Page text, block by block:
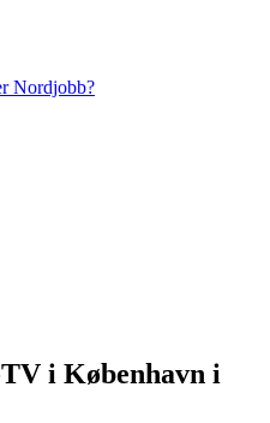
Nordjobb?
i København i